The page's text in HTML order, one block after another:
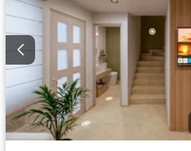
Zonas verdes
Sin amueblar